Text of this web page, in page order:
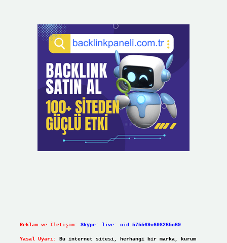
Reklam ve İletişim: Skype: live:.cid.575569c608265c69
Yasal Uyarı:
Bu internet sitesi, herhangi bir marka, kurum